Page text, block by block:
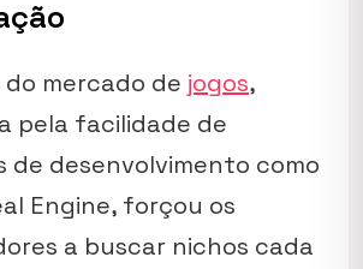
mercado de jogos,
pela facilidade de
de desenvolvimento como
Engine, forçou os
a buscar nichos cada